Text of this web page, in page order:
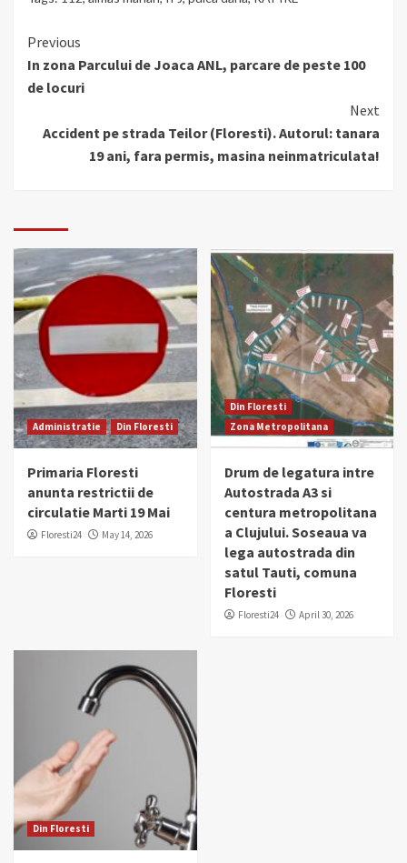
Continue
Reading
Previous
In zona Parcului de Joaca ANL, parcare de peste 100
de locuri
Next
Accident pe strada Teilor (Floresti). Autorul: tanara
19 ani, fara permis, masina neinmatriculata!
Administratie Din Floresti
Primaria Floresti
anunta restrictii de
circulatie Marti 19 Mai
Floresti24 May 14, 2026
Din Floresti
Zona Metropolitana
Drum de legatura intre
Autostrada A3 si
centura metropolitana
a Clujului. Soseaua va
lega autostrada din
satul Tauti, comuna
Floresti
Floresti24 April 30, 2026
Din Floresti